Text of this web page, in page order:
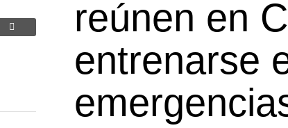
reúnen en
entrenarse